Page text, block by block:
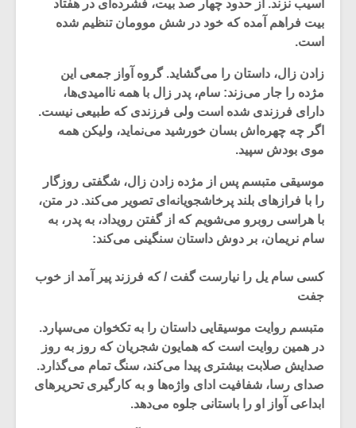
آسیب نزند. از حدود چهار صد بیت، فشرده‌ای در هفتاد
بیت فراهم آمده که خود در شش موومان تنظیم شده
است.
زادن زال، داستان را می‌گشاید. گروه آواز جمعی این
مژده را جار می‌زند: سام، پدر زال با همه ناامیدی‌ها،
دارای فرزندی شده است ولی فرزندی که طبیعی نیست.
اگر چه چهره‌اش بسان خورشید می‌نماید، ولیکن همه
موی بودش سپید.
موسیقی متبسم پس از مژده زادن زال، شگفتی روزگار
را با فرازهای بلند پرخاشجویانه‌ای تصویر می‌کند. در متن،
با هراسی روبرو می‌شویم که از گفتن رویداد، به پدر، به
سام نریمان، بر دوش داستان سنگینی می‌کند:
کسی سام یل را نیارست گفت / که فرزند پیر آمد از خوب
جفت
متبسم روایت موسیقایی داستان را به تکخوان می‌سپارد.
در همین روایت است که همایون شجریان که روز به روز
صدایش صلابت بیشتری پیدا می‌کند، سنگ تمام می‌گذارد.
صدای رسا، شفافیت ادای واژه‌ها و به کارگیری تحریر‌های
ابداعی آواز او را باستانی جلوه می‌دهد.